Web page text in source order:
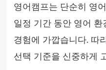
영어캠프는 단순히 영
일정 기간 동안 영어 환
경험에 가깝습니다. 따
선택 기준을 신중하게